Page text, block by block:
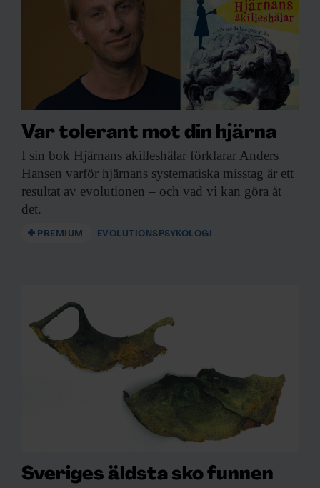
Var tolerant mot din hjärna
I sin bok Hjärnans akilleshälar förklarar Anders
Hansen varför hjärnans systematiska misstag är ett
resultat av evolutionen – och vad vi kan göra åt
det.
PREMIUM EVOLUTIONSPSYKOLOGI
Sveriges äldsta sko funnen